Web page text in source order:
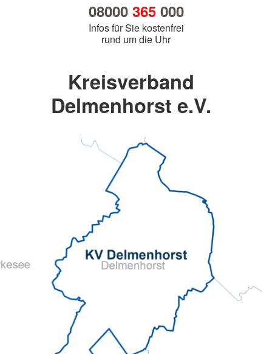
08000 365000
Infos für Sie kostenfrei
rund um die Uhr
Kreisverband
Delmenhorst e.V.